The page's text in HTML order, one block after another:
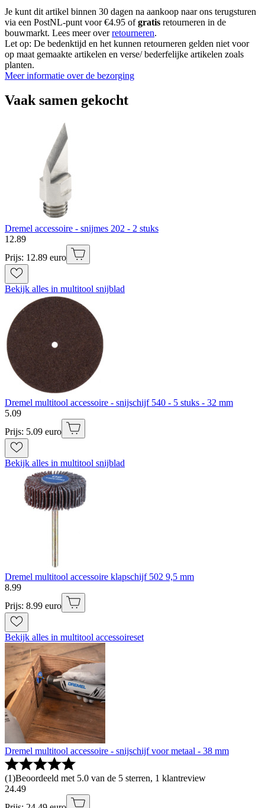
Je kunt dit artikel binnen 30 dagen na aankoop naar ons terugsturen
via een PostNL-punt voor €4.95 ofgratis retourneren in de
bouwmarkt. Lees meer overretourneren.
Let op: De bedenktijd en het kunnen retourneren gelden niet voor
op maat gemaakte artikelen en verse/ bederfelijke artikelen zoals
planten.
Meer informatie over de bezorging
Vaak samen gekocht
Dremel accessoire - snijmes 202 - 2 stuks
12.89
Prijs: 12.89 euro
Bekijk alles in multitool snijblad
Dremel multitool accessoire - snijschijf 540 - 5 stuks - 32 mm
5.09
Prijs: 5.09 euro
Bekijk alles in multitool snijblad
Dremel multitool accessoire klapschijf 502 9,5 mm
8.99
Prijs: 8.99 euro
Bekijk alles in multitool accessoireset
Dremel multitool accessoire - snijschijf voor metaal - 38 mm
(1)Beoordeeld met 5.0 van de 5 sterren, 1 klantreview
24.49